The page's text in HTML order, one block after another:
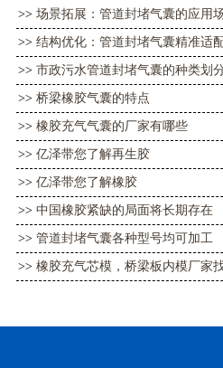
>> 场景拓展：管道封堵气囊的应用
>> 结构优化：管道封堵气囊精准适
>> 市政污水管道封堵气囊的种类划分
>> 桥梁橡胶气囊的特点
>> 橡胶充气气囊的厂家有哪些
>> 亿泽带您了解再生胶
>> 亿泽带您了解橡胶
>> 中国橡胶紧缺的局面将长期存在
>> 管道封堵气囊各种型号均可加工
>> 橡胶充气芯模，桥梁板内模厂家